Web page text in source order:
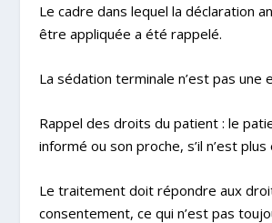
Le cadre dans lequel la déclaration
être appliquée a été rappelé.
La sédation terminale n’est pas une
Rappel des droits du patient : le
informé ou son proche, s’il n’est
Le traitement doit répondre aux
consentement, ce qui n’est pas